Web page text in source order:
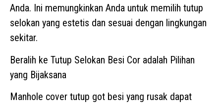
Anda. Ini memungkinkan Anda untuk memilih tutup
selokan yang estetis dan sesuai dengan lingkungan
sekitar.
Beralih ke Tutup Selokan Besi Cor adalah Pilihan
yang Bijaksana
Manhole cover tutup got besi yang rusak dapat